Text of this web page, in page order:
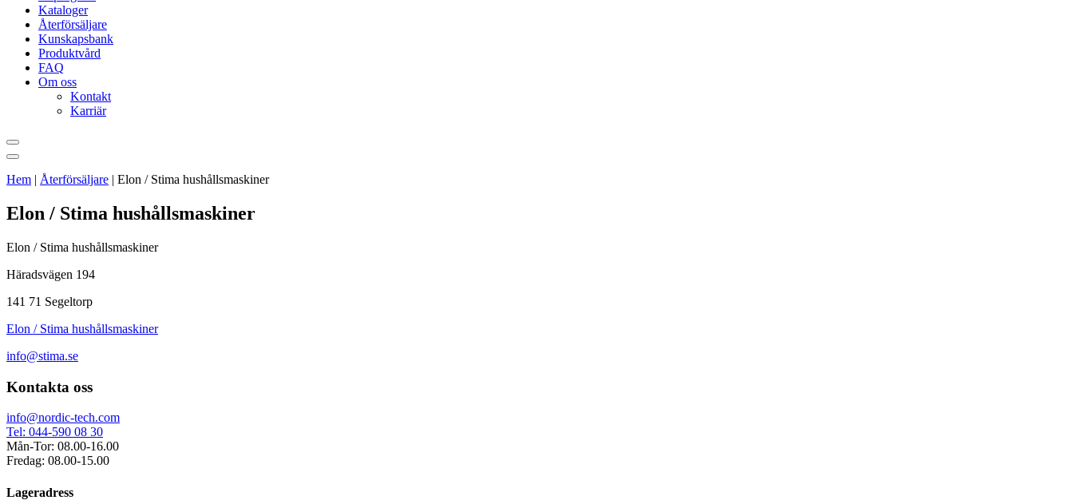
Kataloger
Återförsäljare
Kunskapsbank
Produktvård
FAQ
Om oss
Kontakt
Karriär
Hem | Återförsäljare | Elon / Stima hushållsmaskiner
Elon / Stima hushållsmaskiner
Elon / Stima hushållsmaskiner
Häradsvägen 194
141 71 Segeltorp
Elon / Stima hushållsmaskiner
info@stima.se
Kontakta oss
info@nordic-tech.com
Tel: 044-590 08 30
Mån-Tor: 08.00-16.00
Fredag: 08.00-15.00
Lageradress